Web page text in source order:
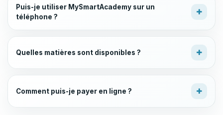
Puis-je utiliser MySmartAcademy sur un
téléphone ?
Quelles matières sont disponibles ?
Comment puis-je payer en ligne ?